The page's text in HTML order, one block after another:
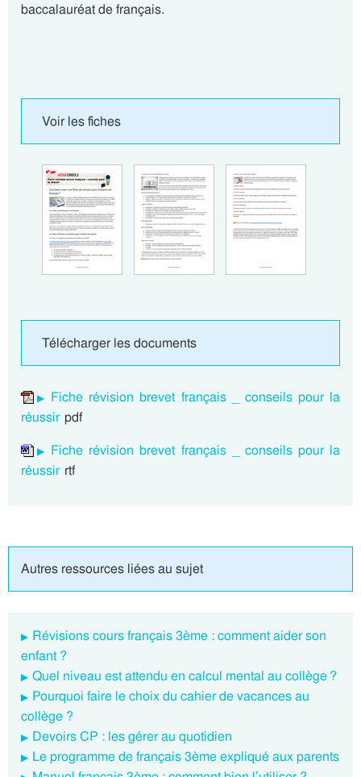
baccalauréat de français.
Voir les fiches
Télécharger les documents
Fiche révision brevet français _ conseils pour la
réussir pdf
Fiche révision brevet français _ conseils pour la
réussir rtf
Autres ressources liées au sujet
Révisions cours français 3ème : comment aider son
enfant ?
Quel niveau est attendu en calcul mental au collège ?
Pourquoi faire le choix du cahier de vacances au
collège ?
Devoirs CP : les gérer au quotidien
Le programme de français 3ème expliqué aux parents